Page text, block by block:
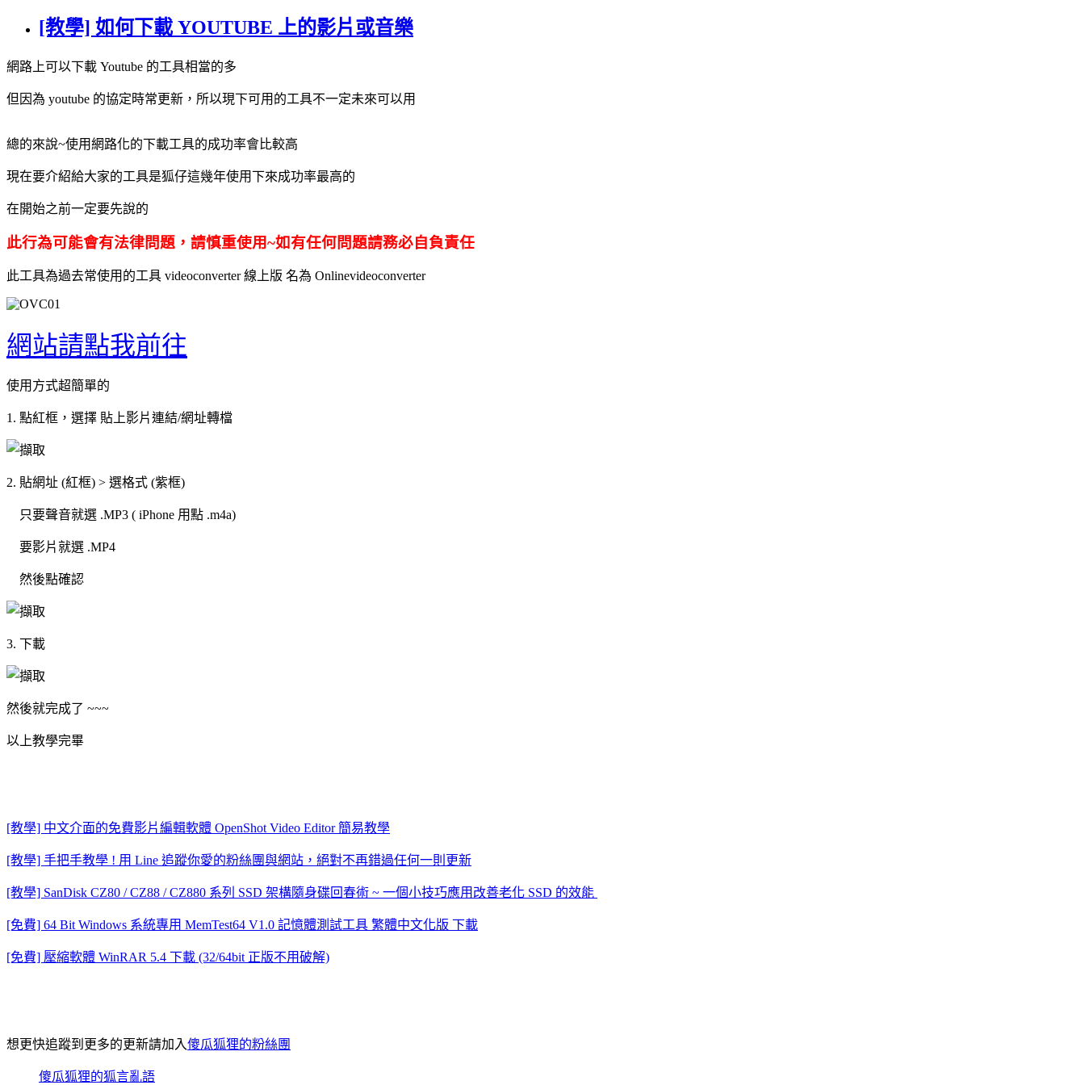
[教學] 如何下載 YOUTUBE 上的影片或音樂
網路上可以下載 Youtube 的工具相當的多
但因為 youtube 的協定時常更新，所以現下可用的工具不一定未來可以用
總的來說~使用網路化的下載工具的成功率會比較高
現在要介紹給大家的工具是狐仔這幾年使用下來成功率最高的
在開始之前一定要先說的
此行為可能會有法律問題，請慎重使用~如有任何問題請務必自負責任
此工具為過去常使用的工具 videoconverter 線上版 名為 Onlinevideoconverter
網站請點我前往
使用方式超簡單的
1. 點紅框，選擇 貼上影片連結/網址轉檔
2. 貼網址 (紅框) > 選格式 (紫框)
只要聲音就選 .MP3 ( iPhone 用點 .m4a)
要影片就選 .MP4
然後點確認
3. 下載
然後就完成了 ~~~
以上教學完畢
[教學] 中文介面的免費影片編輯軟體 OpenShot Video Editor 簡易教學
[教學] 手把手教學 ! 用 Line 追蹤你愛的粉絲團與網站，絕對不再錯過任何一則更新
[教學] SanDisk CZ80 / CZ88 / CZ880 系列 SSD 架構隨身碟回春術 ~ 一個小技巧應用改善老化 SSD 的效能
[免費] 64 Bit Windows 系統專用 MemTest64 V1.0 記憶體測試工具 繁體中文化版 下載
[免費] 壓縮軟體 WinRAR 5.4 下載 (32/64bit 正版不用破解)
想更快追蹤到更多的更新請加入傻瓜狐狸的粉絲團
傻瓜狐狸的狐言亂語